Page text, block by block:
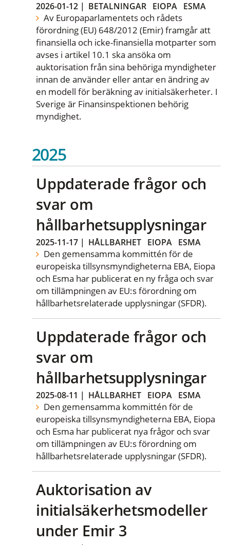
2026-01-12 | BETALNINGAR EIOPA ESMA
Av Europaparlamentets och rådets
förordning (EU) 648/2012 (Emir) framgår att
finansiella och icke-finansiella motparter som
avses i artikel 10.1 ska ansöka om
auktorisation från sina behöriga myndigheter
innan de använder eller antar en ändring av
en modell för beräkning av initialsäkerheter. I
Sverige är Finansinspektionen behörig
myndighet.
2025
Uppdaterade frågor och
svar om
hållbarhetsupplysningar
2025-11-17 | HÅLLBARHET EIOPA ESMA
Den gemensamma kommittén för de
europeiska tillsynsmyndigheterna EBA, Eiopa
och Esma har publicerat en ny fråga och svar
om tillämpningen av EU:s förordning om
hållbarhetsrelaterade upplysningar (SFDR).
Uppdaterade frågor och
svar om
hållbarhetsupplysningar
2025-08-11 | HÅLLBARHET EIOPA ESMA
Den gemensamma kommittén för de
europeiska tillsynsmyndigheterna EBA, Eiopa
och Esma har publicerat nya frågor och svar
om tillämpningen av EU:s förordning om
hållbarhetsrelaterade upplysningar (SFDR).
Auktorisation av
initialsäkerhetsmodeller
under Emir 3